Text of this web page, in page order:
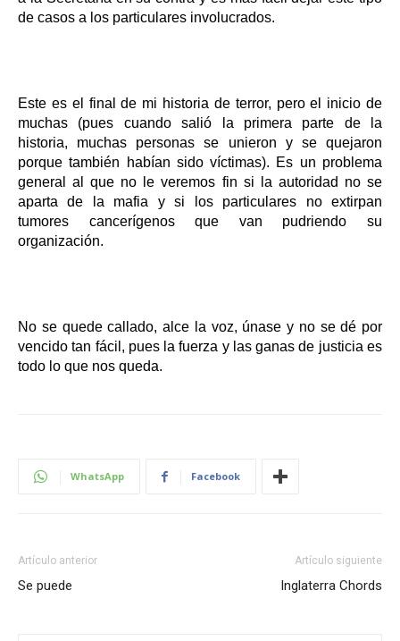
de casos a los particulares involucrados.
Este es el final de mi historia de terror, pero el inicio de
muchas (pues cuando salió la primera parte de la
historia, muchas personas se unieron y se quejaron
porque también habían sido víctimas). Es un problema
general al que no le veremos fin si la autoridad no se
aparta de la mafia y si los particulares no extirpan
tumores cancerígenos que van pudriendo su
organización.
No se quede callado, alce la voz, únase y no se dé por
vencido tan fácil, pues la fuerza y las ganas de justicia es
todo lo que nos queda.
WhatsApp Facebook
Artículo anterior
Se puede
Artículo siguiente
Inglaterra Chords